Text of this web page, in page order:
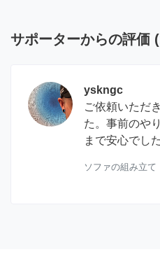
サポーターからの評価 (
yskngc
ご依頼いただ
た。事前のや
まで安心でした
ソファの組み立て